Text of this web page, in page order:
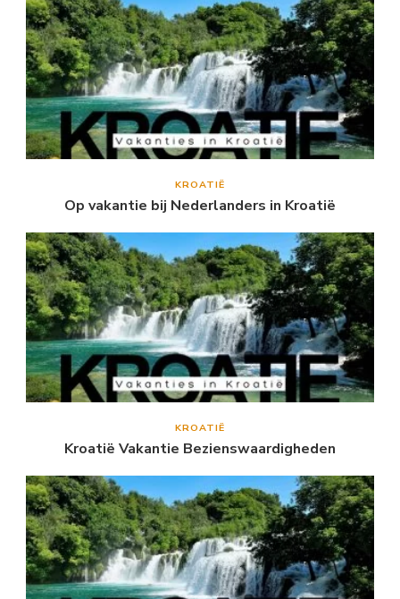
KROATIË
Op vakantie bij Nederlanders in Kroatië
KROATIË
Kroatië Vakantie Bezienswaardigheden